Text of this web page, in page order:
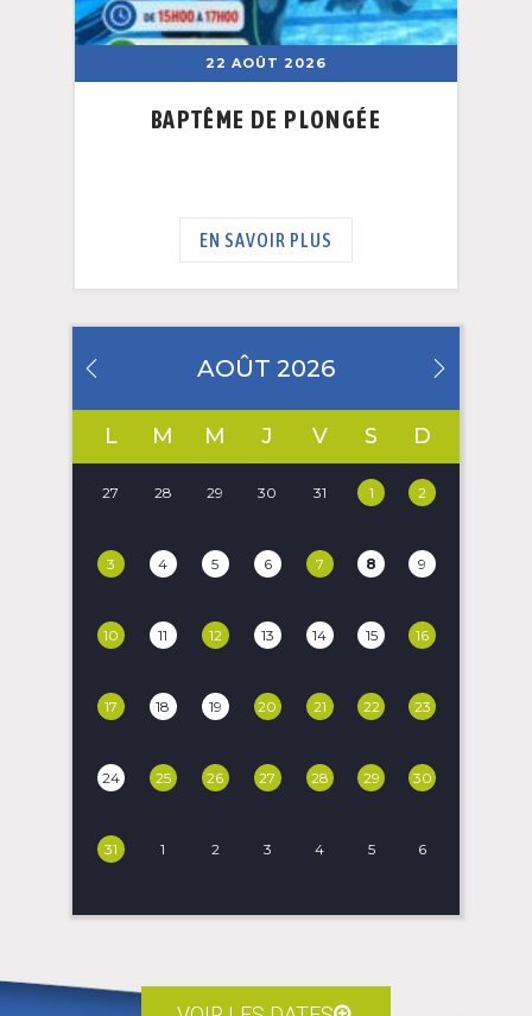
22 AOÛT 2026
BAPTÊME DE PLONGÉE
EN SAVOIR PLUS
AOÛT 2026
L M M J V S D
27 28 29 30 31 1 2
3 4 5 6 7 8 9
10 11 12 13 14 15 16
17 18 19 20 21 22 23
24 25 26 27 28 29 30
31 1 2 3 4 5 6